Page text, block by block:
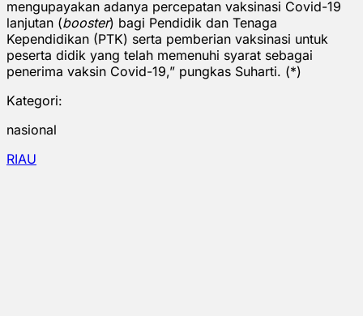
mengupayakan adanya percepatan vaksinasi Covid-19
lanjutan (booster) bagi Pendidik dan Tenaga
Kependidikan (PTK) serta pemberian vaksinasi untuk
peserta didik yang telah memenuhi syarat sebagai
penerima vaksin Covid-19,” pungkas Suharti. (*)
Kategori:
nasional
RIAU